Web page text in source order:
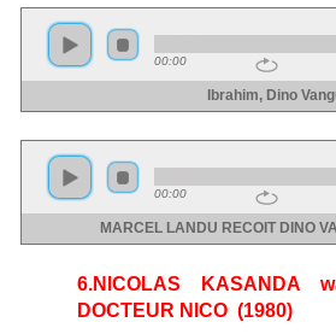
6.NICOLAS KASANDA
DOCTEUR NICO (1980)